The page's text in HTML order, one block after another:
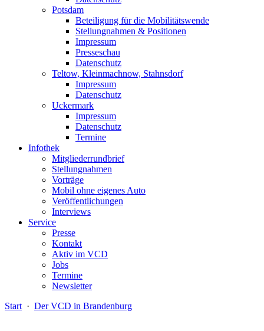
Potsdam
Beteiligung für die Mobilitätswende
Stellungnahmen & Positionen
Impressum
Presseschau
Datenschutz
Teltow, Kleinmachnow, Stahnsdorf
Impressum
Datenschutz
Uckermark
Impressum
Datenschutz
Termine
Infothek
Mitgliederrundbrief
Stellungnahmen
Vorträge
Mobil ohne eigenes Auto
Veröffentlichungen
Interviews
Service
Presse
Kontakt
Aktiv im VCD
Jobs
Termine
Newsletter
Start · Der VCD in Brandenburg